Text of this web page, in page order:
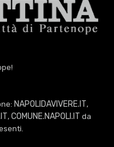
NAPOLIDAVIVERE.IT,
, COMUNE.NAPOLI.IT da